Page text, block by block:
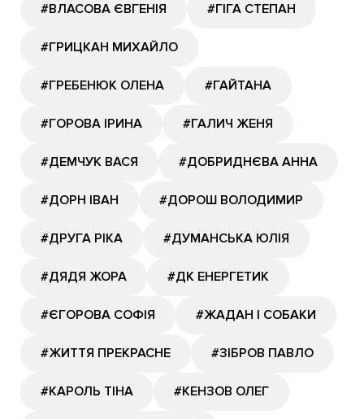
#ВЛАСОВА ЄВГЕНІЯ #ГІГА СТЕПАН
#ГРИЦКАН МИХАЙЛО
#ГРЕБЕНЮК ОЛЕНА #ГАЙТАНА
#ГОРОВА ІРИНА #ГАЛИЧ ЖЕНЯ
#ДЕМЧУК ВАСЯ #ДОБРИДНЄВА АННА
#ДОРН ІВАН #ДОРОШ ВОЛОДИМИР
#ДРУГА РІКА #ДУМАНСЬКА ЮЛІЯ
#ДЯДЯ ЖОРА #ДК ЕНЕРГЕТИК
#ЄГОРОВА СОФІЯ #ЖАДАН І СОБАКИ
#ЖИТТЯ ПРЕКРАСНЕ #ЗІБРОВ ПАВЛО
#КАРОЛЬ ТІНА #КЕНЗОВ ОЛЕГ